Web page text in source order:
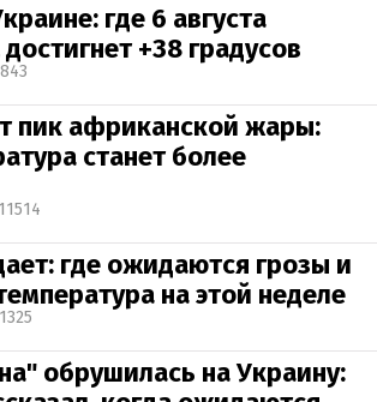
где 6 августа
+38 градусов
843
пик африканской жары:
станет более
11514
где ожидаются грозы и
на этой неделе
1325
обрушилась на Украину: